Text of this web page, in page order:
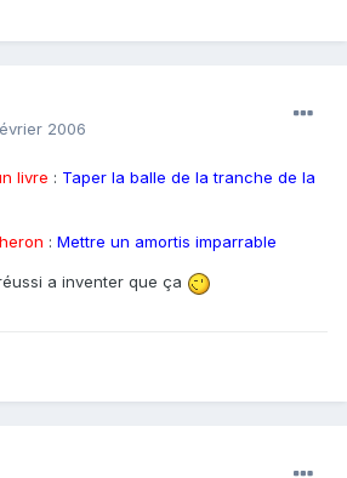
2006
livre : Taper la balle de la tranche de la
: Mettre un amortis imparrable
a inventer que ça